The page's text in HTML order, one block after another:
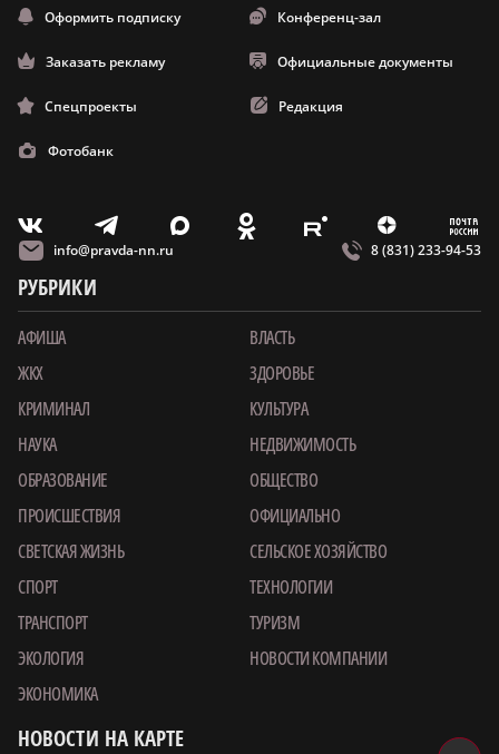
Оформить подписку Конференц-зал
Заказать рекламу Официальные документы
Спецпроекты Редакция
Фотобанк
V T X O E Z m
info@pravda-nn.ru 8 (831) 233-94-53
РУБРИКИ
АФИША
ВЛАСТЬ
ЖКХ
ЗДОРОВЬЕ
КРИМИНАЛ
КУЛЬТУРА
НАУКА
НЕДВИЖИМОСТЬ
ОБРАЗОВАНИЕ
ОБЩЕСТВО
ПРОИСШЕСТВИЯ
ОФИЦИАЛЬНО
СВЕТСКАЯ ЖИЗНЬ
СЕЛЬСКОЕ ХОЗЯЙСТВО
СПОРТ
ТЕХНОЛОГИИ
ТРАНСПОРТ
ТУРИЗМ
ЭКОЛОГИЯ
НОВОСТИ КОМПАНИИ
ЭКОНОМИКА
НОВОСТИ НА КАРТЕ